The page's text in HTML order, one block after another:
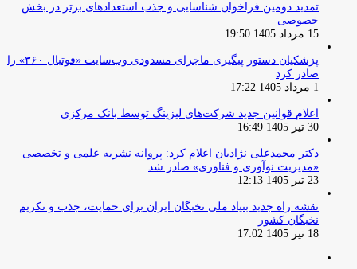
تمدید دومین فراخوان شناسایی و جذب استعدادهای برتر در بخش
خصوصی
15 مرداد 1405 19:50
پزشکیان دستور پیگیری ماجرای مسدودی وب‌سایت «فوتبال ۳۶۰» را
صادر کرد
1 مرداد 1405 17:22
اعلام قوانین جدید شرکت‌های لیزینگ توسط بانک مرکزی
30 تیر 1405 16:49
دکتر محمدعلی نژادیان اعلام کرد: پروانه نشریه علمی و تخصصی
«مدیریت نوآوری و فناوری» صادر شد
23 تیر 1405 12:13
نقشه راه جدید بنیاد ملی نخبگان ایران برای حمایت، جذب و تکریم
نخبگان کشور
18 تیر 1405 17:02